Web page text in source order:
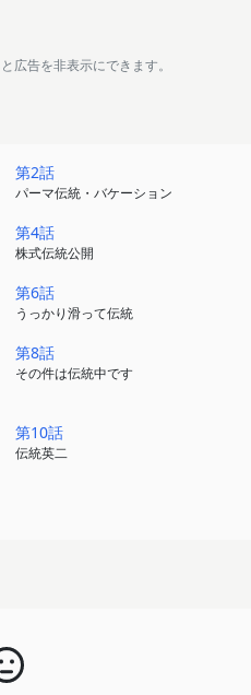
広告を非表示にできます。
第2話
パーマ伝統・バケーション
第4話
株式伝統公開
第6話
うっかり滑って伝統
第8話
その件は伝統中です
第10話
伝統英二